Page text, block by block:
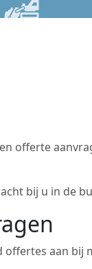
offerte
bij u in de
aan bij